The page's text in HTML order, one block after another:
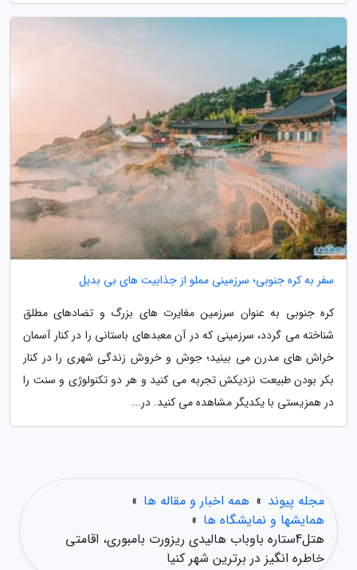
سفر به کره جنوبی؛ سرزمینی مملو از جذابیت های بی بدیل
کره جنوبی به عنوان سرزمین مغایرت های بزرگ و تضادهای مطلق
شناخته می گردد، سرزمینی که در آن معبدهای باستانی را در کنار آسمان
خراش های مدرن می بینید؛ جوش و خروش زندگی شهری را در کنار
بکر بودن طبیعت نزدیکش تجربه می کنید و هر دو تکنولوژی و سنت را
در همزیستی با یکدیگر مشاهده می کنید. در...
مجله پیوند » همه اخبار و مقاله ها »
همایشها و نمایشگاه ها »
هتل4ستاره باوباب هالیدی ریزورت بامبوری، اقامتی
خاطره انگیز در برترین شهر کنیا